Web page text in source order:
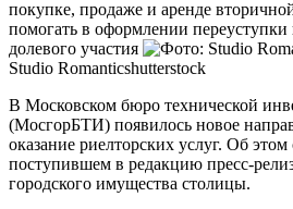
покупке, продаже и аренде
помогать в оформлении переуступки
долевого участия
Studio Romanticshutterstock
В Московском бюро технической
(МосгорБТИ) появилось новое
оказание риелторских услуг. Об этом
поступившем в редакцию пресс-
городского имущества столицы.